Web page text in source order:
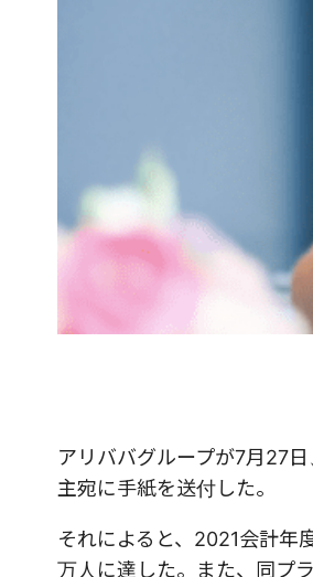
アリババグループが7月27
主宛に手紙を送付した。
それによると、2021会計年
万人に達した。また、同プ